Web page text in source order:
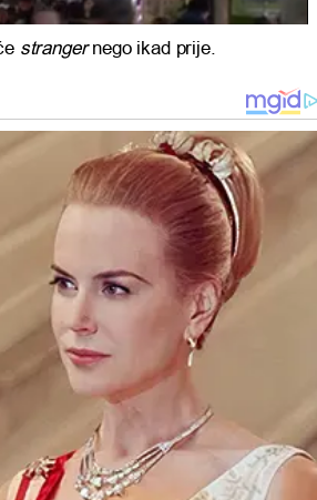
strangernego ikad prije.